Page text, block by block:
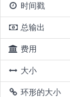
时间戳
总输出
费用
大小
环形的大小